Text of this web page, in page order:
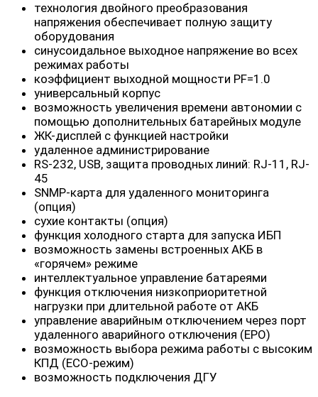
технология двойного преобразования
напряжения обеспечивает полную защиту
оборудования
синусоидальное выходное напряжение во всех
режимах работы
коэффициент выходной мощности PF=1.0
универсальный корпус
возможность увеличения времени автономии с
помощью дополнительных батарейных модуле
ЖК-дисплей с функцией настройки
удаленное администрирование
RS-232, USB, защита проводных линий: RJ-11, RJ-
45
SNMP-карта для удаленного мониторинга
(опция)
сухие контакты (опция)
функция холодного старта для запуска ИБП
возможность замены встроенных АКБ в
«горячем» режиме
интеллектуальное управление батареями
функция отключения низкоприоритетной
нагрузки при длительной работе от АКБ
управление аварийным отключением через порт
удаленного аварийного отключения (EPO)
возможность выбора режима работы с высоким
КПД (ECO-режим)
возможность подключения ДГУ